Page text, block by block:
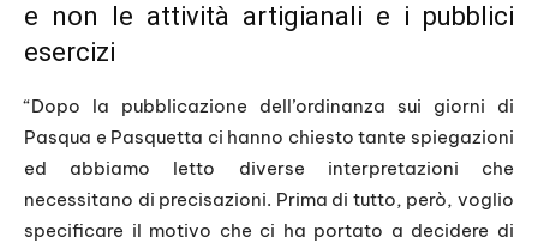
e non le attività artigianali e i pubblici
esercizi
“Dopo la pubblicazione dell’ordinanza sui giorni di
Pasqua e Pasquetta ci hanno chiesto tante spiegazioni
ed abbiamo letto diverse interpretazioni che
necessitano di precisazioni. Prima di tutto, però, voglio
specificare il motivo che ci ha portato a decidere di